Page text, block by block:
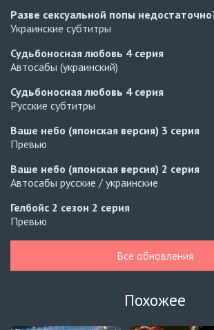
Разве сексуальной попы
Украинские субтитры
Судьбоносная любовь 4 серия
Автосабы (украинский)
Судьбоносная любовь 4 серия
Русские субтитры
Ваше небо (японская версия) 3 серия
Превью
Ваше небо (японская версия) 2 серия
Автосабы русские / украинские
Гелбойс 2 сезон 2 серия
Превью
Автосабы русские / украинские
Огонь5 серия
Все обновления
Похожее